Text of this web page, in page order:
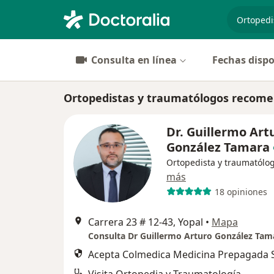
Consulta en línea Fechas
Ortopedistas y traumatólogos
Dr. Guillermo
González Tamara
Ortopedista y
más
18 opiniones
Carrera 23 # 12-43, Yopal • Mapa
Consulta Dr Guillermo Arturo González
Acepta Colmedica Medicina Prepagada